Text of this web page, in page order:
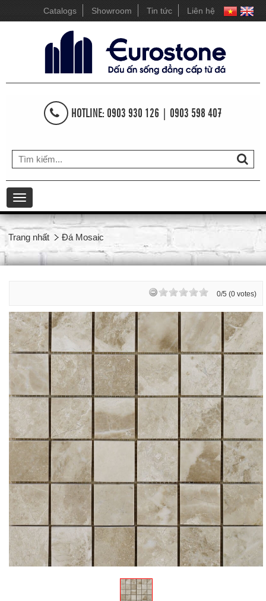
Catalogs Showroom Tin tức Liên hệ
HOTLINE: 0903 930 126 | 0903 598 407
Toggle
navigation
Trang nhất Đá Mosaic
0/5 (0 votes)